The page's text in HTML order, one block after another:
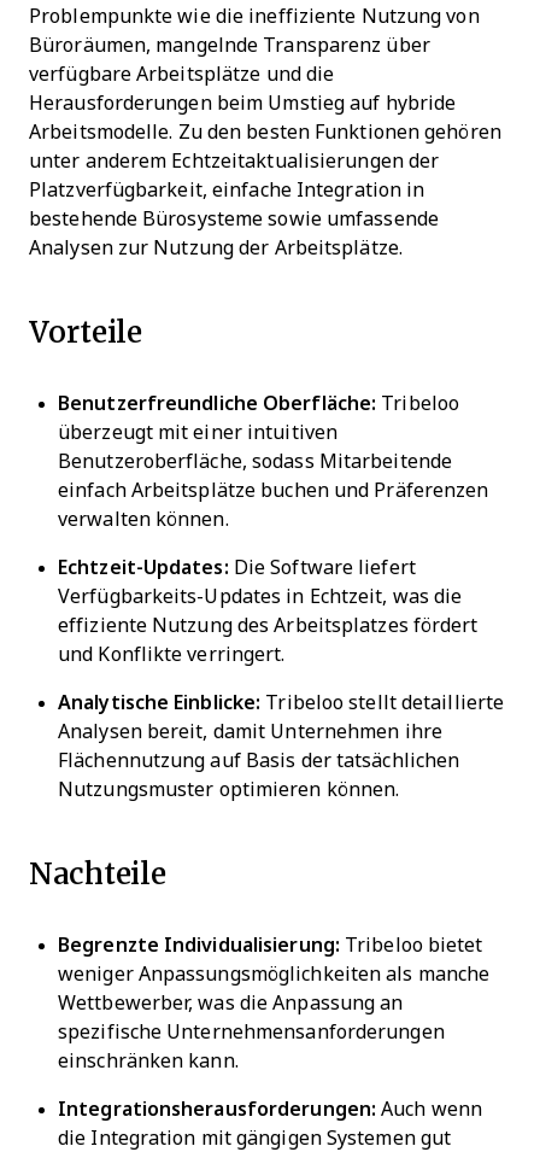
Problempunkte wie die ineffiziente Nutzung von
Büroräumen, mangelnde Transparenz über
verfügbare Arbeitsplätze und die
Herausforderungen beim Umstieg auf hybride
Arbeitsmodelle. Zu den besten Funktionen gehören
unter anderem Echtzeitaktualisierungen der
Platzverfügbarkeit, einfache Integration in
bestehende Bürosysteme sowie umfassende
Analysen zur Nutzung der Arbeitsplätze.
Vorteile
Benutzerfreundliche Oberfläche: Tribeloo
überzeugt mit einer intuitiven
Benutzeroberfläche, sodass Mitarbeitende
einfach Arbeitsplätze buchen und Präferenzen
verwalten können.
Echtzeit-Updates: Die Software liefert
Verfügbarkeits-Updates in Echtzeit, was die
effiziente Nutzung des Arbeitsplatzes fördert
und Konflikte verringert.
Analytische Einblicke: Tribeloo stellt detaillierte
Analysen bereit, damit Unternehmen ihre
Flächennutzung auf Basis der tatsächlichen
Nutzungsmuster optimieren können.
Nachteile
Begrenzte Individualisierung: Tribeloo bietet
weniger Anpassungsmöglichkeiten als manche
Wettbewerber, was die Anpassung an
spezifische Unternehmensanforderungen
einschränken kann.
Integrationsherausforderungen: Auch wenn
die Integration mit gängigen Systemen gut